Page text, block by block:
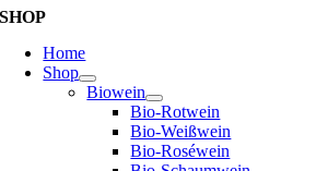
SHOP
Home
Shop
Biowein
Bio-Rotwein
Bio-Weißwein
Bio-Roséwein